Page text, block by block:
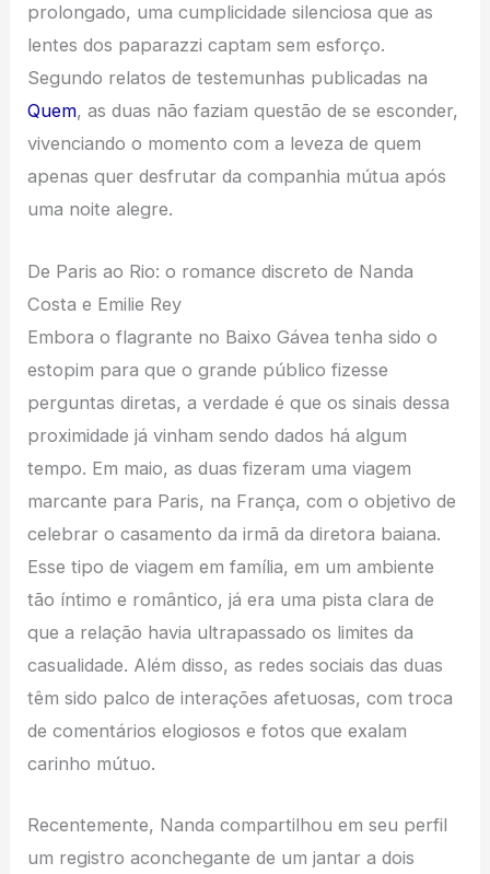
prolongado, uma cumplicidade silenciosa que as
lentes dos paparazzi captam sem esforço.
Segundo relatos de testemunhas publicadas na
Quem, as duas não faziam questão de se esconder,
vivenciando o momento com a leveza de quem
apenas quer desfrutar da companhia mútua após
uma noite alegre.
De Paris ao Rio: o romance discreto de Nanda
Costa e Emilie Rey
Embora o flagrante no Baixo Gávea tenha sido o
estopim para que o grande público fizesse
perguntas diretas, a verdade é que os sinais dessa
proximidade já vinham sendo dados há algum
tempo. Em maio, as duas fizeram uma viagem
marcante para Paris, na França, com o objetivo de
celebrar o casamento da irmã da diretora baiana.
Esse tipo de viagem em família, em um ambiente
tão íntimo e romântico, já era uma pista clara de
que a relação havia ultrapassado os limites da
casualidade. Além disso, as redes sociais das duas
têm sido palco de interações afetuosas, com troca
de comentários elogiosos e fotos que exalam
carinho mútuo.
Recentemente, Nanda compartilhou em seu perfil
um registro aconchegante de um jantar a dois